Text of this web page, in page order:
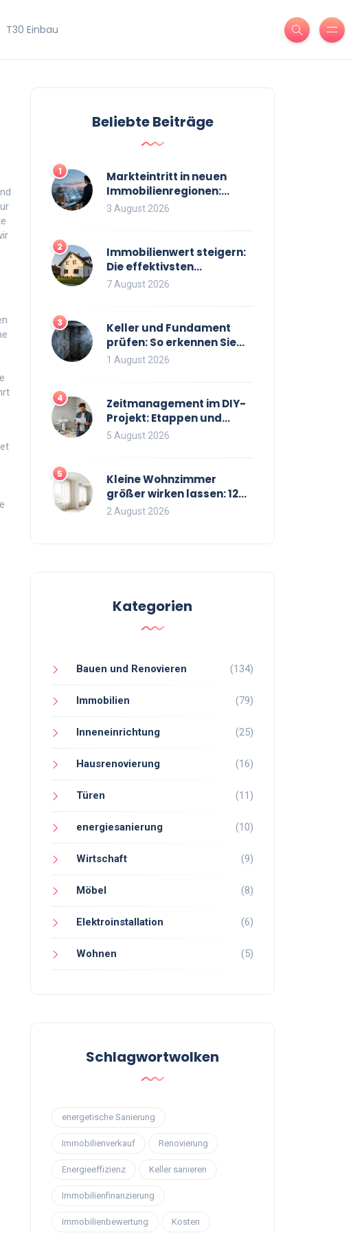
T30 Einbau
Beliebte Beiträge
1
Markteintritt in neuen
Immobilienregionen:
Strategien, Risiken und
3 August 2026
2
Immobilienwert steigern:
Die effektivsten
Maßnahmen für einen
7 August 2026
3
Keller und Fundament
prüfen: So erkennen Sie
Risse und Feuchtigkeit bei
1 August 2026
4
Zeitmanagement im DIY-
Projekt: Etappen und
Puffer richtig planen
5 August 2026
5
Kleine Wohnzimmer
größer wirken lassen: 12
bewährte Tricks für mehr
2 August 2026
Kategorien
Bauen und Renovieren (134)
Immobilien (79)
Inneneinrichtung (25)
Hausrenovierung (16)
Türen (11)
energiesanierung (10)
Wirtschaft (9)
Möbel (8)
Elektroinstallation (6)
Wohnen (5)
Schlagwortwolken
energetische Sanierung
Immobilienverkauf Renovierung
Energieeffizienz Keller sanieren
Immobilienfinanzierung
Immobilienbewertung Kosten